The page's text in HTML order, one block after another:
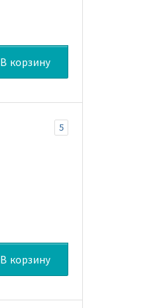
В корзину
5
В корзину